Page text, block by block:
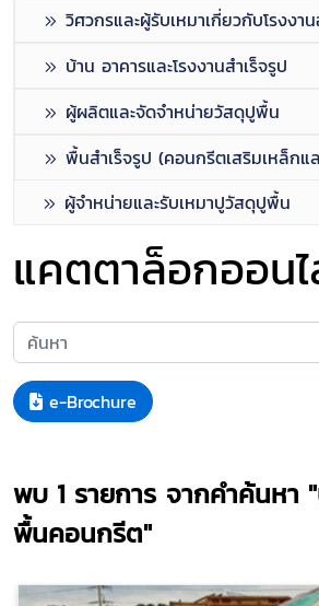
วิศวกรและผู้รับเหมาเกี่ยวกับโรงงา
บ้าน อาคารและโรงงานสำเร็จรูป
ผู้ผลิตและจัดจำหน่ายวัสดุปูพื้น
พื้นสำเร็จรูป (คอนกรีตเสริมเหล็กแ
ผู้จำหน่ายและรับเหมาปูวัสดุปูพื้น
แคตตาล็อกออน
e-Brochure
พบ 1 รายการ จากคำค้นหา
พื้นคอนกรีต"